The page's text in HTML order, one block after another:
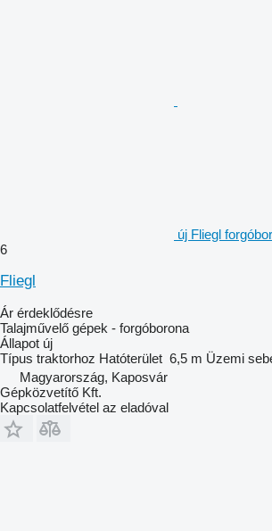
új Fliegl
6
Fliegl
Ár érdeklődésre
Talajművelő gépek - forgóborona
Állapot új
Típus traktorhoz Hatóterület 6,5 m Üzemi
Magyarország, Kaposvár
Gépközvetítő Kft.
Kapcsolatfelvétel az eladóval